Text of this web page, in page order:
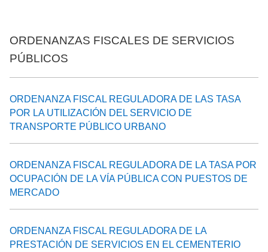
ORDENANZAS FISCALES DE SERVICIOS
PÚBLICOS
ORDENANZA FISCAL REGULADORA DE LAS TASA
POR LA UTILIZACIÓN DEL SERVICIO DE
TRANSPORTE PÚBLICO URBANO
ORDENANZA FISCAL REGULADORA DE LA TASA POR
OCUPACIÓN DE LA VÍA PÚBLICA CON PUESTOS DE
MERCADO
ORDENANZA FISCAL REGULADORA DE LA
PRESTACIÓN DE SERVICIOS EN EL CEMENTERIO